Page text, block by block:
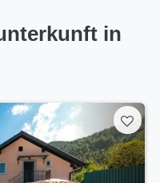
in